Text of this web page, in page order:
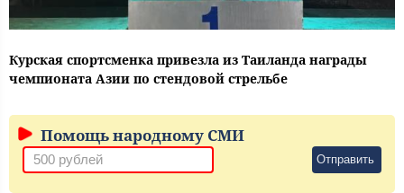
Курская спортсменка привезла из Таиланда награды
чемпионата Азии по стендовой стрельбе
Помощь народному СМИ
Отправить